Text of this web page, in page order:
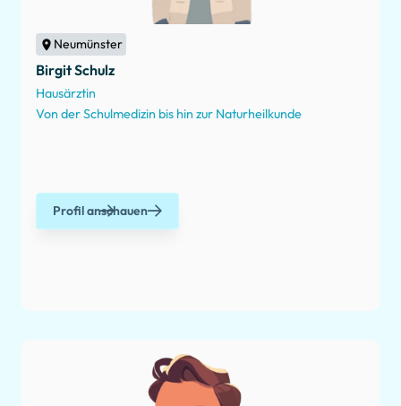
Neumünster
Birgit Schulz
Hausärztin
Von der Schulmedizin bis hin zur Naturheilkunde
Profil anschauen